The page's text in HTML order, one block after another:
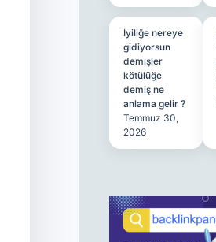
İyiliğe nereye
gidiyorsun
demişler
kötülüğe
demiş ne
anlama gelir ?
Temmuz 30,
2026